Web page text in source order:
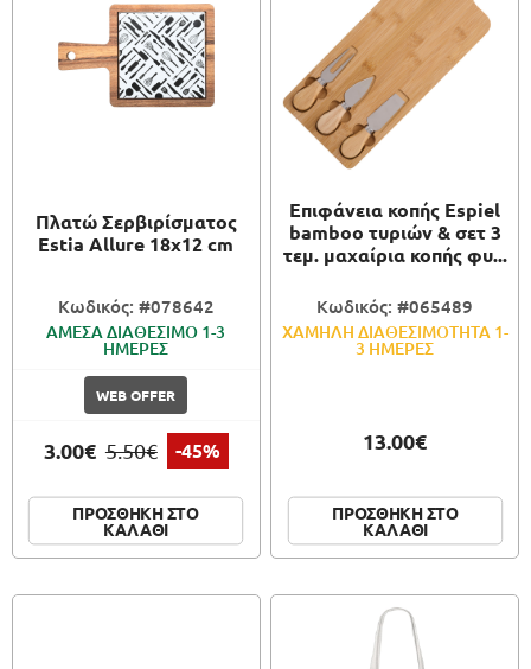
Πλατώ Σερβιρίσματος
Estia Allure 18x12 cm
Κωδικός: #078642
ΑΜΕΣΑ ΔΙΑΘΕΣΙΜΟ 1-3
ΗΜΕΡΕΣ
WEB OFFER
3.00€ 5.50€ -45%
ΠΡΟΣΘΗΚΗ ΣΤΟ
ΚΑΛΑΘΙ
Επιφάνεια κοπής Espiel
bamboo τυριών & σετ 3
τεμ. μαχαίρια κοπής φυ...
Κωδικός: #065489
ΧΑΜΗΛΗ ΔΙΑΘΕΣΙΜΟΤΗΤΑ 1-
3 ΗΜΕΡΕΣ
13.00€
ΠΡΟΣΘΗΚΗ ΣΤΟ
ΚΑΛΑΘΙ